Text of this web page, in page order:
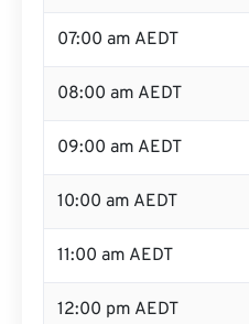
07:00 am AEDT
08:00 am AEDT
09:00 am AEDT
10:00 am AEDT
11:00 am AEDT
12:00 pm AEDT